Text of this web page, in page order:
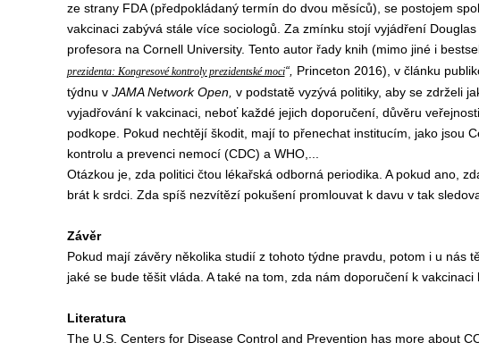
ze strany FDA (předpokládaný termín do dvou měsíců), se postojem
vakcinaci zabývá stále více sociologů. Za zmínku stojí vyjádření
profesora na Cornell University. Tento autor řady knih (mimo jiné i
prezidenta: Kongresové kontroly prezidentské moci“, Princeton 2016), v článku
týdnu v JAMA Network Open, v podstatě vyzývá politiky, aby se zdrželi
vyjadřováník vakcinaci, neboť každé jejich doporučení, důvěru veřejnosti
podkope. Pokud nechtějí škodit, mají to přenechat institucím , jako jsou
kontrolu a prevenci nemocí (CDC) a WHO,...
Otázkou je, zda politici čtou lékařská odborná periodika. Apokud ano,
brát k srdci. Zda spíš nezvítězí pokušení promlouvat k davu v tak
Závěr
Pokud mají závěry několika studií z tohoto týdne pravdu, potom i u nás
jaké se bude těšit vláda . Ataké na tom, zda nám doporučení k vakcinaci
Literatura
The U.S. Centers for Disease Control and Prevention has more about